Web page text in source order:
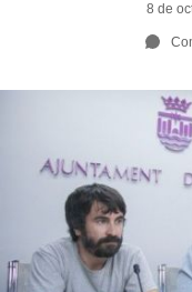
8 de